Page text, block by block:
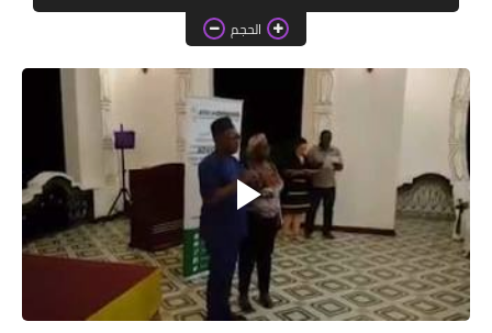
خواطر قصصية
صور
علوم وبحوث
فيديو
مجرد راى
منوعات
مواضيع عامة
الحجم